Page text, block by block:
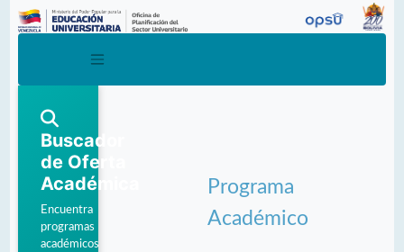
Buscador
de Oferta
Académica
Encuentra
programas
académicos
Programa
Académico